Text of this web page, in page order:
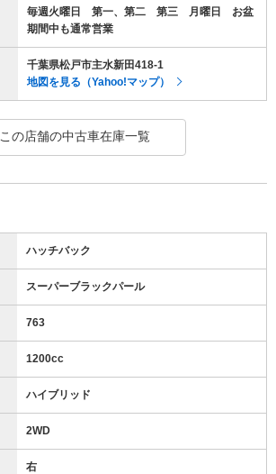
毎週火曜日 第一、第二 第三 月曜日 お盆
期間中も通常営業
千葉県松戸市主水新田418-1
地図を見る（Yahoo!マップ）
この店舗の中古車在庫一覧
ハッチバック
スーパーブラックパール
763
1200cc
ハイブリッド
2WD
右